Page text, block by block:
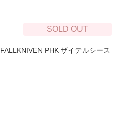
SOLD OUT
FALLKNIVEN PHK ザイテルシース